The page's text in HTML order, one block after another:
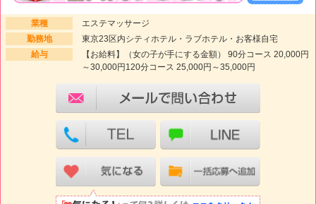
業種
エステマッサージ
勤務地
東京23区内シティホテル・ラブホテル・お客様自宅
給与
【お給料】（女の子が手にする金額） 90分コース 20,000円
～30,000円120分コース 25,000円～35,000円